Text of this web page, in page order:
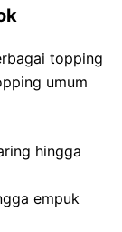
topping
umum
hingga
empuk